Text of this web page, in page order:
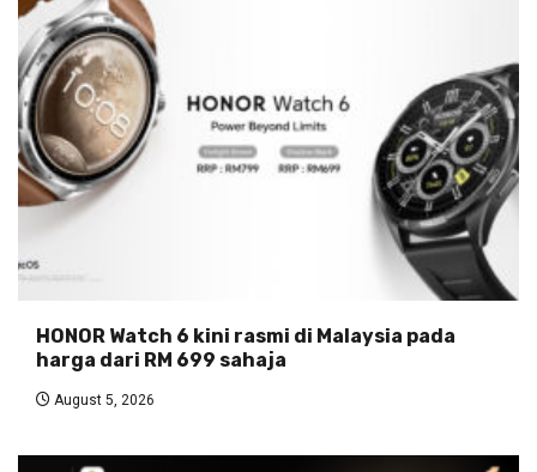
HONOR Watch 6 kini rasmi di Malaysia pada
harga dari RM 699 sahaja
August 5, 2026